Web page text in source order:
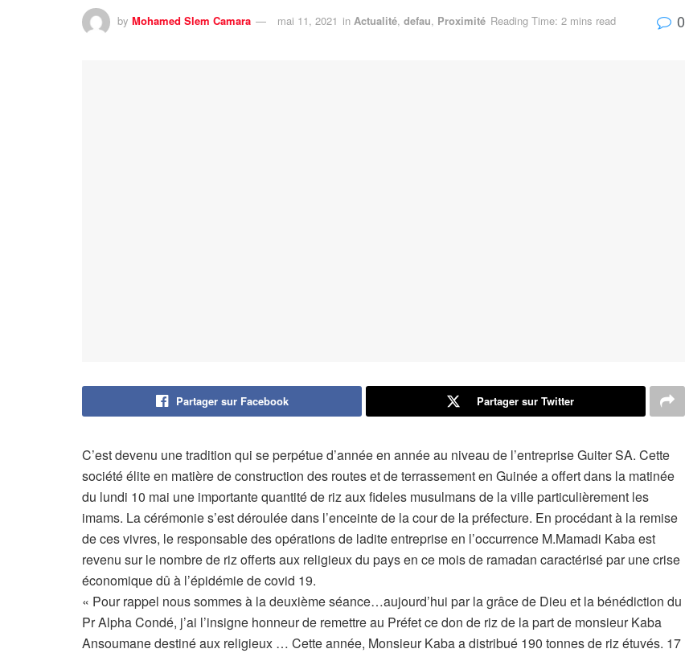
by Mohamed Slem Camara mai 11, 2021 in Actualité, defau, Proximité Reading Time: 2 mins read 0
Partager sur Facebook Partager sur Twitter
C’est devenu une tradition qui se perpétue d’année en année au niveau de l’entreprise Guiter SA. Cette
société élite en matière de construction des routes et de terrassement en Guinée a offert dans la matinée
du lundi 10 mai une importante quantité de riz aux fideles musulmans de la ville particulièrement les
imams. La cérémonie s’est déroulée dans l’enceinte de la cour de la préfecture. En procédant à la remise
de ces vivres, le responsable des opérations de ladite entreprise en l’occurrence M.Mamadi Kaba est
revenu sur le nombre de riz offerts aux religieux du pays en ce mois de ramadan caractérisé par une crise
économique dû à l’épidémie de covid 19.
« Pour rappel nous sommes à la deuxième séance…aujourd’hui par la grâce de Dieu et la bénédiction du
Pr Alpha Condé, j’ai l’insigne honneur de remettre au Préfet ce don de riz de la part de monsieur Kaba
Ansoumane destiné aux religieux … Cette année, Monsieur Kaba a distribué 190 tonnes de riz étuvés. 17